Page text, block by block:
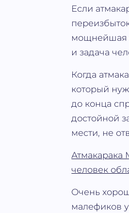
Если
мощнейшая
и задача
Когда
который
до конца
достойной
мести, не
Атмакарака
человек
Очень
малефиков